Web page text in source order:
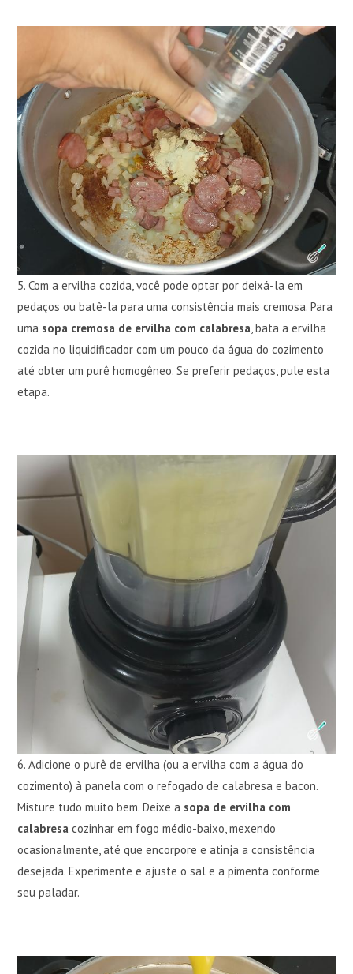
5. Com a ervilha cozida, você pode optar por deixá-la em
pedaços ou batê-la para uma consistência mais cremosa. Para
uma sopa cremosa de ervilha com calabresa, bata a ervilha
cozida no liquidificador com um pouco da água do cozimento
até obter um purê homogêneo. Se preferir pedaços, pule esta
etapa.
6. Adicione o purê de ervilha (ou a ervilha com a água do
cozimento) à panela com o refogado de calabresa e bacon.
Misture tudo muito bem. Deixe a sopa de ervilha com
calabresa cozinhar em fogo médio-baixo, mexendo
ocasionalmente, até que encorpore e atinja a consistência
desejada. Experimente e ajuste o sal e a pimenta conforme
seu paladar.